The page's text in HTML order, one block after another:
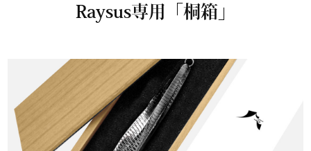
Raysus専用「桐箱」